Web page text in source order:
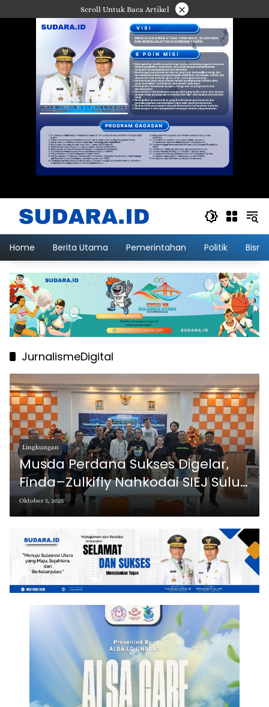
ke
Scroll Untuk Baca Artikel ×
Home Berita Utama Pemerintahan Politik
JurnalismeDigital
Lingkungan
Musda Perdana Sukses Digelar,
Finda–Zulkifly Nahkodai SIEJ Sulut
Periode 2025–2028
Oktober 5, 2025